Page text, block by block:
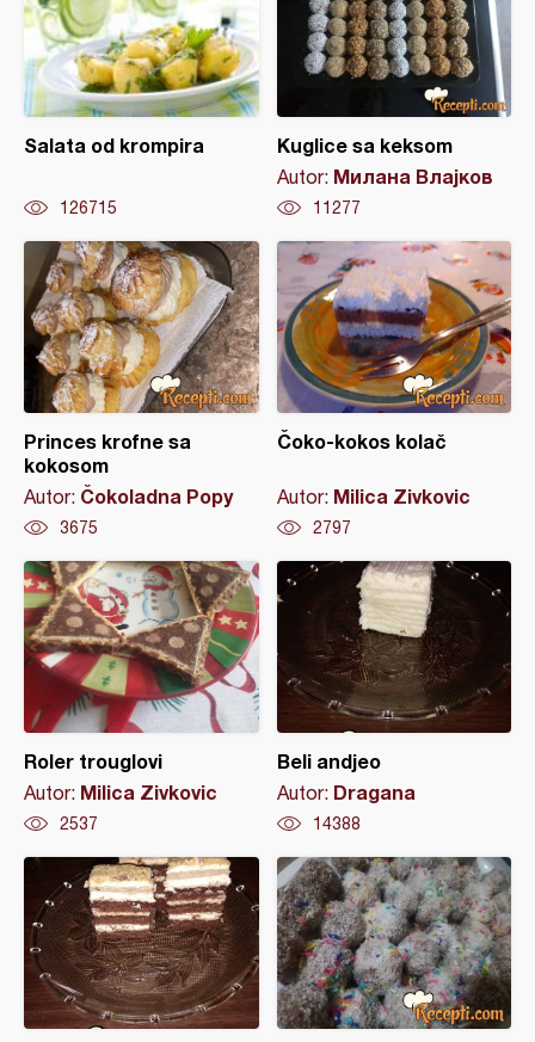
Salata od krompira
126715
Kuglice sa keksom
Autor: Милана Влајков
11277
Princes krofne sa
kokosom
Autor: Čokoladna Popy
3675
Čoko-kokos kolač
Autor: Milica Zivkovic
2797
Roler trouglovi
Autor: Milica Zivkovic
2537
Beli andjeo
Autor: Dragana
14388